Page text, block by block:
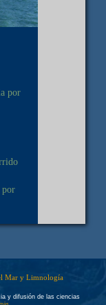
por
por
Mar y Limnología
y difusión de las ciencias